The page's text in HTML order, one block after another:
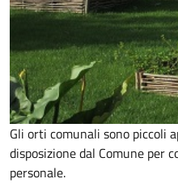
Gli orti comunali sono piccoli
disposizione dal Comune per
personale.